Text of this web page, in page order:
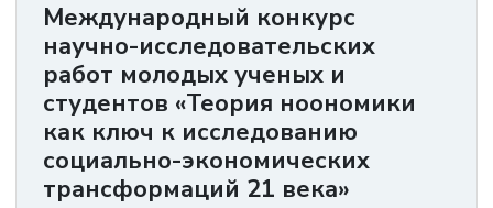
Международный конкурс
научно-исследовательских
работ молодых ученых и
студентов «Теория ноономики
как ключ к исследованию
социально-экономических
трансформаций 21 века»